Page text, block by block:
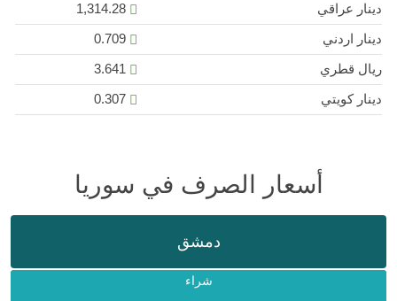
دينار عراقي
1,314.28
دينار اردني
0.709
ريال قطري
دينار كويتي
0.307
أسعار الصرف في سوريا
دمشق
شراء